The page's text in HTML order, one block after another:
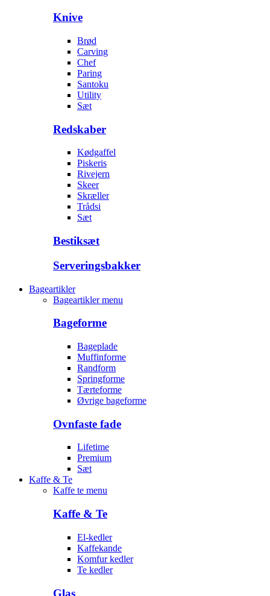
Knive
Brød
Carving
Chef
Paring
Santoku
Utility
Sæt
Redskaber
Kødgaffel
Piskeris
Rivejern
Skeer
Skræller
Trådsi
Sæt
Bestiksæt
Serveringsbakker
Bageartikler
Bageartikler menu
Bageforme
Bageplade
Muffinforme
Randform
Springforme
Tærteforme
Øvrige bageforme
Ovnfaste fade
Lifetime
Premium
Sæt
Kaffe & Te
Kaffe te menu
Kaffe & Te
El-kedler
Kaffekande
Komfur kedler
Te kedler
Glas